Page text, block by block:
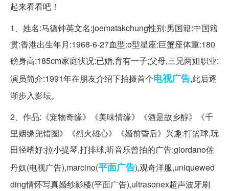
起来看看吧！
1、姓名:马德钟英文名:joematakchung性别:男国籍:中国籍
贯:香港出生年月:1968-6-27血型:o型星座:巨蟹座体重:180
磅身高:185cm家庭状况:已婚,育有一子;父母,三兄两姐职业:
演员简介:1991年在朋友介绍下拍摄首个电视广告,此后逐
渐步入影坛。
2、作品:《宠物奇缘》《美味情缘》《酒是故乡醇》《千
里姻缘兜错圈》《烈火雄心》《婚前昏后》兴趣:打篮球,玩
田径嗜好:拉小提琴,打排球,听音乐曾拍的广告:giordano佐
丹奴(电视广告),marcino(平面广告),观奇洋服,uniquewed
ding情怀写真婚纱影楼(平面广告),ultrasonex超声波牙刷